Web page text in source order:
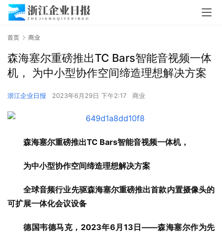
首页 商业
森海塞尔重磅推出TC Bars智能音视频一体
机， 为中小型协作空间缔造理想解决方案
浙江企业日报 2023年6月29日 下午2:17 商业
森海塞尔重磅推出TC Bars智能音视频一体机，
为中小型协作空间缔造理想解决方案
全球音频行业先驱森海塞尔重磅推出首款内置摄像头的
可扩展一体化会议设备
德国韦德马克，2023年6月13日——森海塞尔作为先